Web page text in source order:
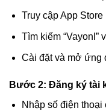
Truy cập App
Tìm kiếm “Vayonl”
Cài đặt và mở ứng
Bước 2: Đăng ký tài
Nhập số điện thoại